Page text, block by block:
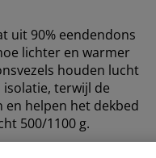
uit 90% eendendons
lichter en warmer
houden lucht
terwijl de
helpen het dekbed
500/1100 g.